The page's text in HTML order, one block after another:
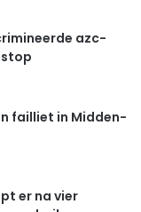
azc-
failliet in Midden-
er na vier